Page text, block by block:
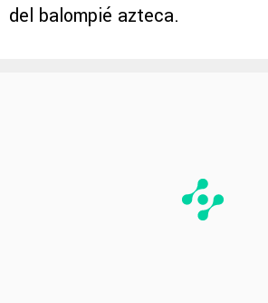
del balompié azteca.